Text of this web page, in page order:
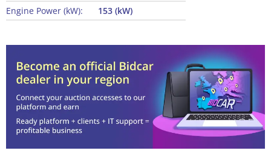
Engine Power (kW):
153 (kW)